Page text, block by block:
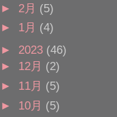
► 2月 (5)
► 1月 (4)
► 2023 (46)
► 12月 (2)
► 11月 (5)
► 10月 (5)